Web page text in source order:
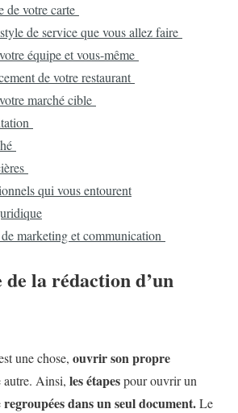
de votre carte
de service que vous allez faire
équipe et vous-même
de votre restaurant
marché cible
qui vous entourent
marketing et communication
la rédaction d’un
une chose, ouvrir son propre
autre. Ainsi, les étapespour ouvrir un
regroupées dans un seul document.Le